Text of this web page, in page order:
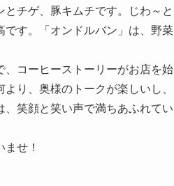
チゲ、豚キムチです。じわ～と
す。「オンドルバン」は、野菜
コーヒーストーリーがお店を始
り、奥様のトークが楽しいし、
笑顔と笑い声で満ちあふれてい
せ！